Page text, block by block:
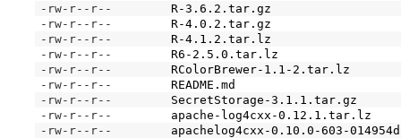
-rw-r--r--
R-3.6.2.tar.gz
-rw-r--r--
R-4.0.2.tar.gz
-rw-r--r--
R-4.1.2.tar.lz
-rw-r--r--
R6-2.5.0.tar.lz
-rw-r--r--
RColorBrewer-1.1-2.tar.lz
-rw-r--r--
README.md
-rw-r--r--
SecretStorage-3.1.1.tar.gz
-rw-r--r--
apache-log4cxx-0.12.1.tar.lz
-rw-r--r--
apachelog4cxx-0.10.0-603-